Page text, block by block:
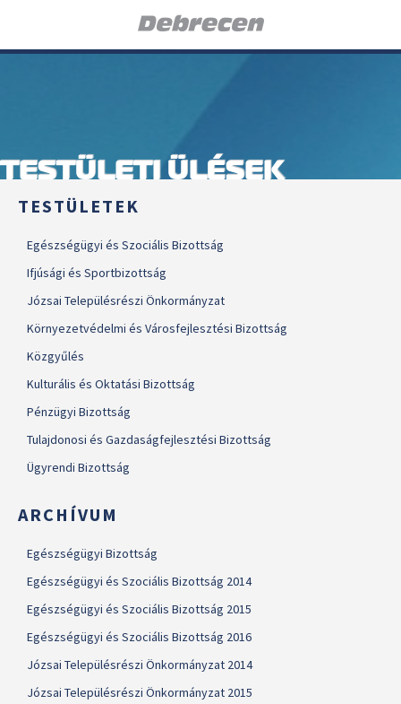
TESTÜLETI ÜLÉSEK
TESTÜLETEK
Egészségügyi és Szociális Bizottság
Ifjúsági és Sportbizottság
Józsai Településrészi Önkormányzat
Környezetvédelmi és Városfejlesztési Bizottság
Közgyűlés
Kulturális és Oktatási Bizottság
Pénzügyi Bizottság
Tulajdonosi és Gazdaságfejlesztési Bizottság
Ügyrendi Bizottság
ARCHÍVUM
Egészségügyi Bizottság
Egészségügyi és Szociális Bizottság 2014
Egészségügyi és Szociális Bizottság 2015
Egészségügyi és Szociális Bizottság 2016
Józsai Településrészi Önkormányzat 2014
Józsai Településrészi Önkormányzat 2015